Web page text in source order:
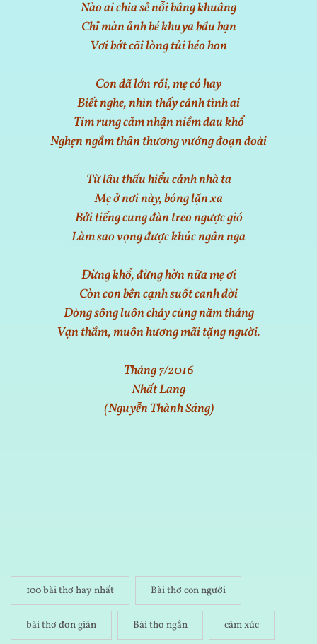
Nào ai chia sẻ nỗi bâng khuâng
Chỉ màn ảnh bé khuya bầu bạn
Vơi bớt cõi lòng tủi héo hon
Con đã lớn rồi, mẹ có hay
Biết nghe, nhìn thấy cảnh tình ai
Tim rung cảm nhận niềm đau khổ
Nghẹn ngắm thân thương vướng đoạn đoài
Từ lâu thấu hiểu cảnh nhà ta
Mẹ ở nơi này, bóng lặn xa
Bởi tiếng cung đàn treo ngược gió
Làm sao vọng được khúc ngân nga
Đừng khổ, đừng hờn nữa mẹ ơi
Còn con bên cạnh suốt canh đời
Dòng sông luôn chảy cùng năm tháng
Vạn thắm, muôn hương mãi tặng người.
Tháng 7/2016
Nhất Lang
(Nguyễn Thành Sáng)
100 bài thơ hay nhất Bài thơ con người
bài thơ đơn giản Bài thơ ngắn cảm xúc